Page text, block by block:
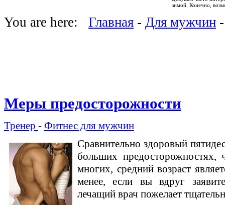
зимой. Конечно,
You are here: Главная - Для мужчин
Меры предосторожности
Тренер - Фитнес для мужчин
Сравнительно здоровый
больших
многих, средний возраст
менее, если вы вдруг
лечащий врач пожелает